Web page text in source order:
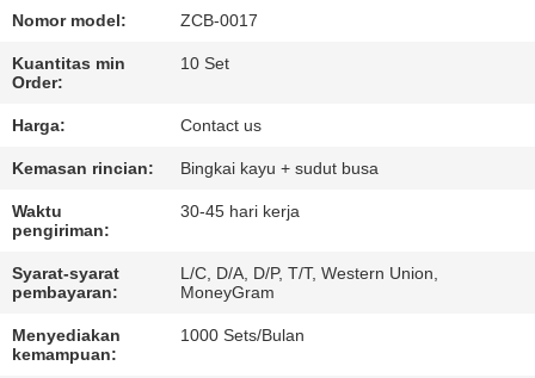
SITEMAP
KEBIJAKAN
PRIBADI
Nomor model: ZCB-0017
Kuantitas min
Order:
10 Set
Harga: Contact us
Kemasan rincian: Bingkai kayu + sudut busa
Waktu
pengiriman:
30-45 hari kerja
Syarat-syarat
pembayaran:
L/C, D/A, D/P, T/T, Western Union,
MoneyGram
Menyediakan
kemampuan:
1000 Sets/Bulan